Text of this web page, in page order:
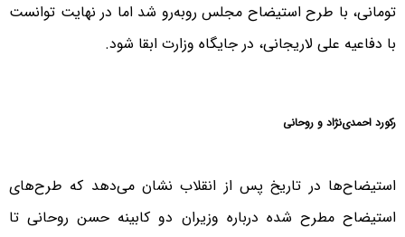
تومانی، با طرح استیضاح مجلس روبه‌رو شد اما در نهایت توانست
با دفاعیه علی لاریجانی، در جایگاه وزارت ابقا شود.
رکورد احمدی‌نژاد و روحانی
استیضاح‌ها در تاریخ پس از انقلاب نشان می‌دهد که طرح‌های
استیضاح مطرح شده درباره وزیران دو کابینه حسن روحانی تا